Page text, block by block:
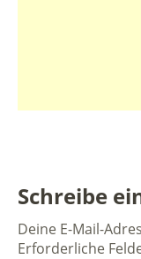
Schreibe
Deine E-Mail-
Erforderliche